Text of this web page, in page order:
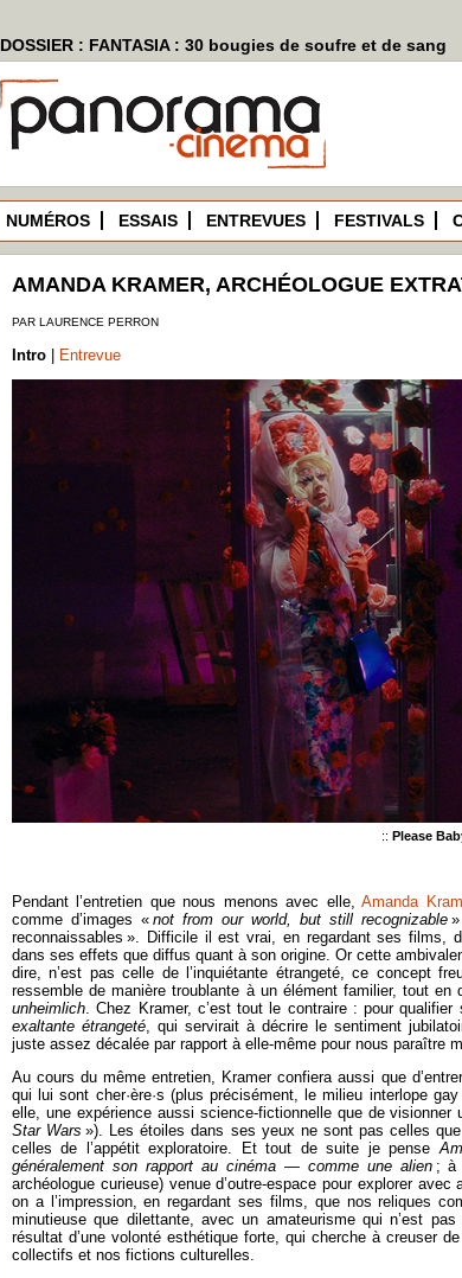
DOSSIER : FANTASIA : 30 bougies de soufre et de sang
NUMÉROS ESSAIS ENTREVUES FESTIVALS
AMANDA KRAMER, ARCHÉOLOGUE
PAR LAURENCE PERRON
Intro Entrevue
:: Please
Pendant l’entretien que nous menons avec elle,Amanda
comme d’images « not from our world, but still recognizable
reconnaissables ». Difficile il est vrai, en regardant ses films,
dans ses effets que diffus quant à son origine. Or cette
dire, n’est pas celle de l’inquiétante étrangeté, ce concept
ressemble de manière troublante à un élément familier, tout en
unheimlich. Chez Kramer, c’est tout le contraire : pour
exaltante étrangeté, qui servirait à décrire le sentiment
juste assez décalée par rapport à elle-même pour nous paraître
Au cours du même entretien, Kramer confiera aussi que
qui lui sont cher·ère·s (plus précisément, le milieu interlope
elle, une expérience aussi science-fictionnelle que de visionner
Star Wars »). Les étoiles dans ses yeux ne sont pas celles
celles de l’appétit exploratoire. Et tout de suite je pense
généralement son rapport au cinéma —comme une alien; à
archéologue curieuse) venue d’outre-espace pour explorer
on a l’impression, en regardant ses films, que nos reliques
minutieuse que dilettante, avec un amateurisme qui n’est
résultat d’une volonté esthétique forte, qui cherche à creuser
collectifs et nos fictions culturelles.